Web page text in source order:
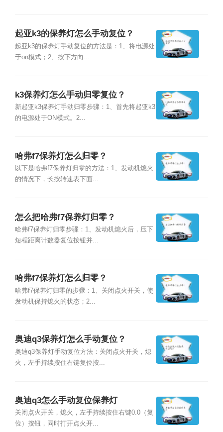
起亚k3的保养灯怎么手动复位？
起亚k3的保养灯手动复位的方法是：1、将电源处
于on模式；2、按下方向...
k3保养灯怎么手动归零复位？
新起亚k3保养灯手动归零步骤：1、首先将起亚k3
的电源处于ON模式。2...
哈弗f7保养灯怎么归零？
以下是哈弗f7保养灯归零的方法：1、发动机熄火
的情况下，长按转速表下面...
怎么把哈弗f7保养灯归零？
哈弗f7保养灯归零步骤：1、发动机熄火后，压下
短程距离计数器复位按钮并...
哈弗f7保养灯怎么归零？
哈弗f7保养灯归零的步骤：1、关闭点火开关，使
发动机保持熄火的状态；2...
奥迪q3保养灯怎么手动复位？
奥迪q3保养灯手动复位方法：关闭点火开关，熄
火，左手持续按住右键复位按...
奥迪q3怎么手动复位保养灯
关闭点火开关，熄火，左手持续按住右键0.0（复
位）按钮，同时打开点火开...